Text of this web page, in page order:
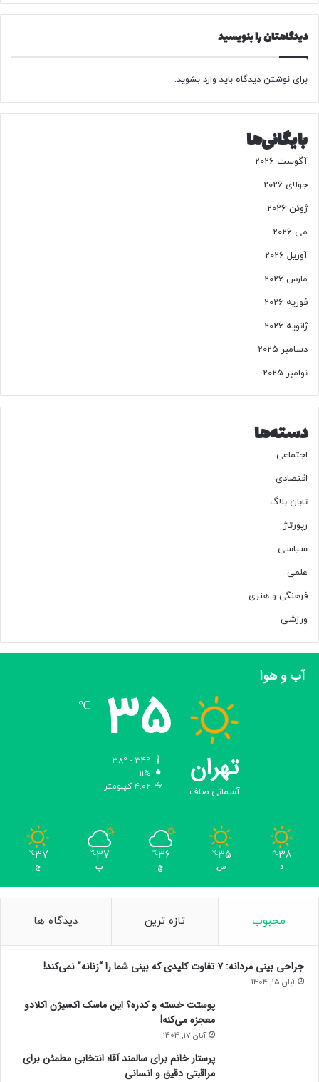
گ
ن
آ
خ
ی
ش
ه
ه
.
.
»
دیدگاهتان را بنویسید
برای نوشتن دیدگاه باید وارد بشوید.
بایگانی‌ها
آگوست 2026
جولای 2026
ژوئن 2026
می 2026
آوریل 2026
مارس 2026
فوریه 2026
ژانویه 2026
دسامبر 2025
نوامبر 2025
دسته‌ها
اجتماعی
اقتصادی
تابان بلاگ
رپورتاژ
سیاسی
علمی
فرهنگی و هنری
ورزشی
آب و هوا
تهران
آسمانی صاف
35
℃
11%
4.02 کیلومتر
38
℃
د
35
℃
س
36
℃
چ
37
℃
پ
37
℃
ج
محبوب تازه ترین دیدگاه ها
جراحی بینی مردانه: ۷ تفاوت کلیدی که بینی شما را “زنانه” نمی‌کند!
آبان 15, 1404
پوستت خسته و کدره؟ این ماسک اکسیژن اکلادو
معجزه می‌کنه!
آبان 17, 1404
پرستار خانم برای سالمند آقا؛ انتخابی مطمئن برای
مراقبتی دقیق و انسانی